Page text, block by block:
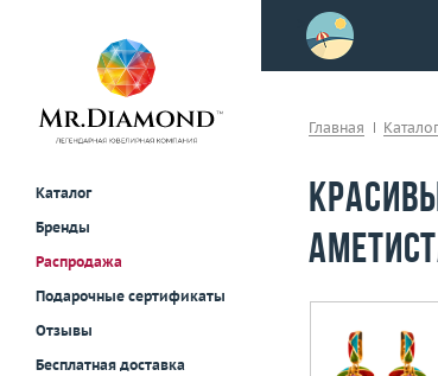
Каталог
Бренды
Распродажа
Подарочные сертификаты
Отзывы
Бесплатная доставка
примерки!
Главная Каталог